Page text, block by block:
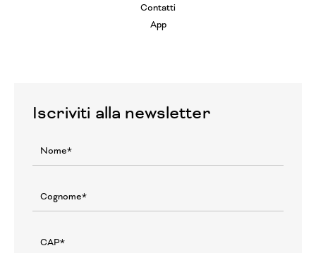
Contatti
App
Iscriviti alla newsletter